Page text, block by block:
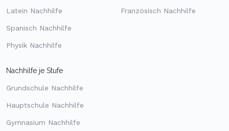
Latein Nachhilfe
Spanisch Nachhilfe
Physik Nachhilfe
Französisch Nachhilfe
Nachhilfe je Stufe
Grundschule Nachhilfe
Hauptschule Nachhilfe
Gymnasium Nachhilfe